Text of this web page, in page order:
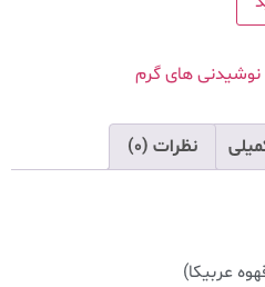
نوشیدنی های گرم
نظرات (0)
عربیکا)